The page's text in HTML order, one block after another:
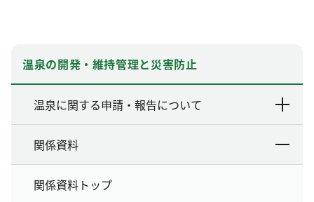
温泉の開発・維持管理と災害防止
温泉に関する申請・報告について
関係資料
関係資料トップ